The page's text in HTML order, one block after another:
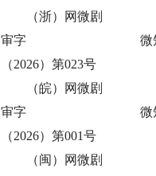
（浙）网微剧
审字
（2026）第023号
微
（皖）网微剧
审字
（2026）第001号
微
（闽）网微剧